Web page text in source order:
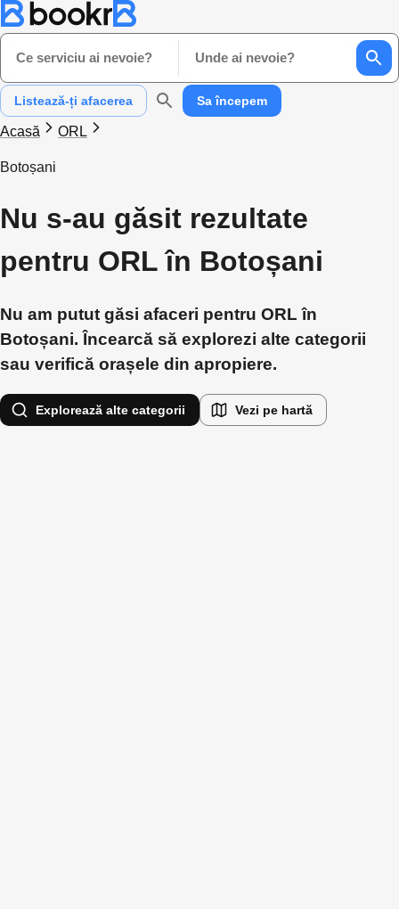
Ce serviciu ai nevoie? Unde ai nevoie?
Listează-ți afacerea Sa începem
Acasă ORL
Botoșani
Nu s-au găsit rezultate
pentru ORL în Botoșani
Nu am putut găsi afaceri pentru ORL în
Botoșani. Încearcă să explorezi alte categorii
sau verifică orașele din apropiere.
Explorează alte categorii Vezi pe hartă